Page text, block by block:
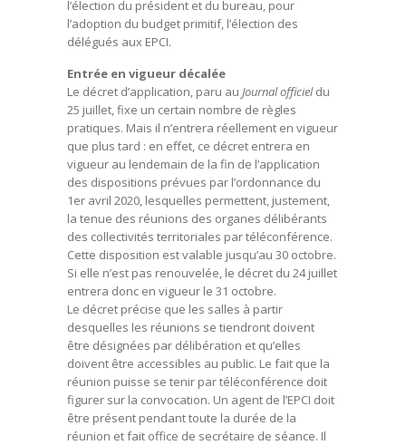
l’élection du président et du bureau, pour
l’adoption du budget primitif, l’élection des
délégués aux EPCI.
Entrée en vigueur décalée
Le décret d’application, paru au Journal officieldu
25 juillet, fixe un certain nombre de règles
pratiques. Mais il n’entrera réellement en vigueur
que plus tard : en effet, ce décret entrera en
vigueur au lendemain de la fin de l’application
des dispositions prévues par l’ordonnance du
1er avril 2020, lesquelles permettent, justement,
la tenue des réunions des organes délibérants
des collectivités territoriales par téléconférence.
Cette disposition est valable jusqu’au 30 octobre.
Si elle n’est pas renouvelée, le décret du 24 juillet
entrera donc en vigueur le 31 octobre.
Le décret précise que les salles à partir
desquelles les réunions se tiendront doivent
être désignées par délibération et qu’elles
doivent être accessibles au public. Le fait que la
réunion puisse se tenir par téléconférence doit
figurer sur la convocation. Un agent de l’EPCI doit
être présent pendant toute la durée de la
réunion et fait office de secrétaire de séance. Il